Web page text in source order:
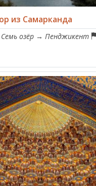
из Самарканда
Семь озёр → Пенджикент